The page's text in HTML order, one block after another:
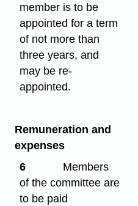
member is to be
appointed for a term
of not more than
three years, and
may be re-
appointed.
Remuneration and
expenses
6
Members
of the committee are
to be paid